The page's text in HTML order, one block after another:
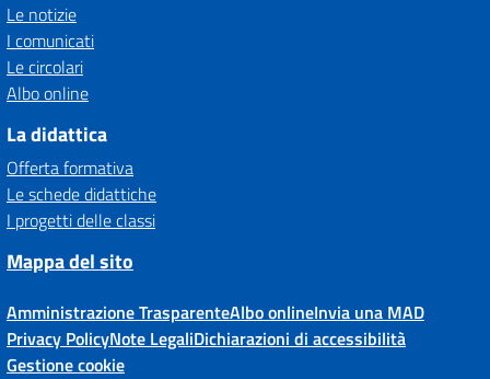
Le notizie
I comunicati
Le circolari
Albo online
La didattica
Offerta formativa
Le schede didattiche
I progetti delle classi
Mappa del sito
Amministrazione TrasparenteAlbo onlineInvia una MAD
Privacy PolicyNote LegaliDichiarazioni di accessibilità
Gestione cookie